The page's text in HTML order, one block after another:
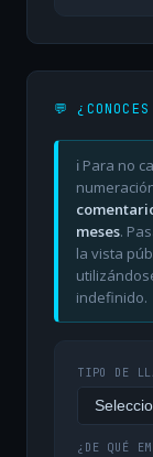
💬
ℹ️ Para no
meses.
la vista
indefinido.
TIPO DE
¿DE QUÉ